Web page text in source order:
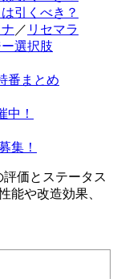
引くべき？
／ リセマラ
選択肢
番まとめ
中！
集！
価とステータス
能や改造効果、